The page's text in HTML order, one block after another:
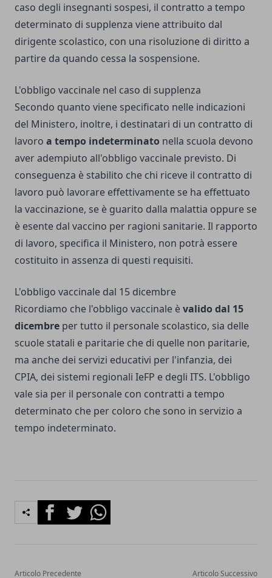
caso degli insegnanti sospesi, il contratto a tempo
determinato di supplenza viene attribuito dal
dirigente scolastico, con una risoluzione di diritto a
partire da quando cessa la sospensione.
L'obbligo vaccinale nel caso di supplenza
Secondo quanto viene specificato nelle indicazioni
del Ministero, inoltre, i destinatari di un contratto di
lavoro a tempo indeterminato nella scuola devono
aver adempiuto all'obbligo vaccinale previsto. Di
conseguenza è stabilito che chi riceve il contratto di
lavoro può lavorare effettivamente se ha effettuato
la vaccinazione, se è guarito dalla malattia oppure se
è esente dal vaccino per ragioni sanitarie. Il rapporto
di lavoro, specifica il Ministero, non potrà essere
costituito in assenza di questi requisiti.
L'obbligo vaccinale dal 15 dicembre
Ricordiamo che l'obbligo vaccinale èvalido dal 15
dicembre per tutto il personale scolastico, sia delle
scuole statali e paritarie che di quelle non paritarie,
ma anche dei servizi educativi per l'infanzia, dei
CPIA, dei sistemi regionali IeFP e degli ITS. L'obbligo
vale sia per il personale con contratti a tempo
determinato che per coloro che sono in servizio a
tempo indeterminato.
FacebookTwitterWhatsapp
Articolo Precedente Articolo Successivo